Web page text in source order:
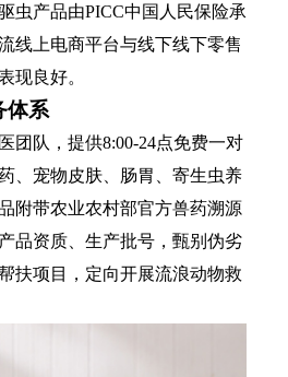
虫产品由PICC中国人民保险承
线上电商平台与线下线下零售
现良好。
体系
团队，提供8:00-24点免费一对
、宠物皮肤、肠胃、寄生虫养
附带农业农村部官方兽药溯源
品资质、生产批号，甄别伪劣
扶项目，定向开展流浪动物救